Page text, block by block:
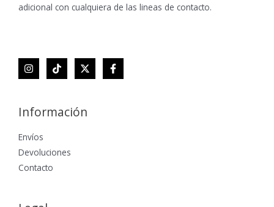
adicional con cualquiera de las lineas de contacto.
Información
Envíos
Devoluciones
Contacto